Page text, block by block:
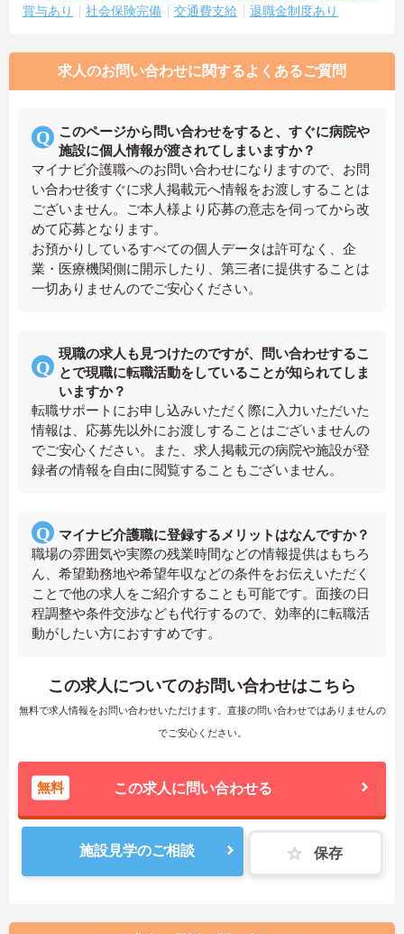
賞与あり
社会保険完備 交通費支給 退職金制度あり
求人のお問い合わせに関するよくあるご質問
このページから問い合わせをすると、すぐに病院や
施設に個人情報が渡されてしまいますか？
マイナビ介護職へのお問い合わせになりますので、お問
い合わせ後すぐに求人掲載元へ情報をお渡しすることは
ございません。ご本人様より応募の意志を伺ってから改
めて応募となります。
お預かりしているすべての個人データは許可なく、企
業・医療機関側に開示したり、第三者に提供することは
一切ありませんのでご安心ください。
現職の求人も見つけたのですが、問い合わせするこ
とで現職に転職活動をしていることが知られてしま
いますか？
転職サポートにお申し込みいただく際に入力いただいた
情報は、応募先以外にお渡しすることはございませんの
でご安心ください。また、求人掲載元の病院や施設が登
録者の情報を自由に閲覧することもございません。
マイナビ介護職に登録するメリットはなんですか？
職場の雰囲気や実際の残業時間などの情報提供はもちろ
ん、希望勤務地や希望年収などの条件をお伝えいただく
ことで他の求人をご紹介することも可能です。面接の日
程調整や条件交渉なども代行するので、効率的に転職活
動がしたい方におすすめです。
この求人についてのお問い合わせはこちら
無料で求人情報をお問い合わせいただけます。直接の問い合わせではありませんの
でご安心ください。
無料 この求人に問い合わせる
施設見学のご相談 保存